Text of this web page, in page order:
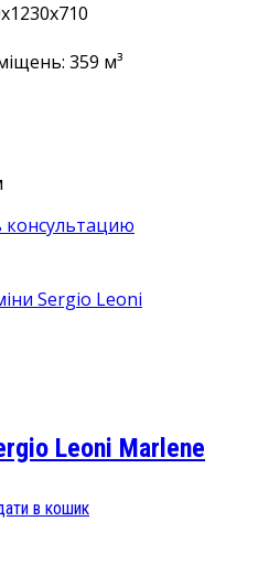
359 м³
консультацию
Sergio Leoni
Leoni Marlene
в кошик